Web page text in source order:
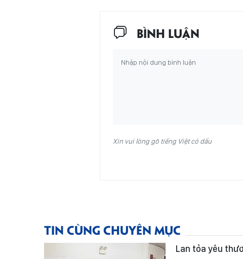
BÌNH LUẬN
Xin vui lòng gõ tiếng Việt có dấu
TIN CÙNG CHUYÊN MỤC
Lan tỏa yêu